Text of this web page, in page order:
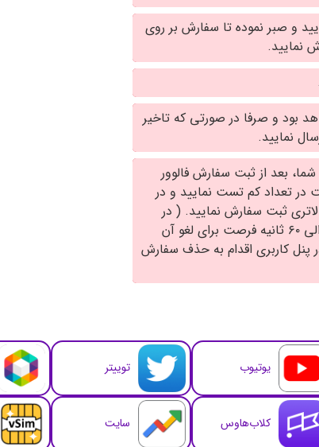
و صبر نموده تا سفارش بر روی
نمایید.
بود و صرفا در صورتی که تاخیر
بعد از ثبت سفارش فالوور
در تعداد کم تست نمایید و در
ثبت سفارش نمایید. ( در
صورتی که اشتباها سفارشی را ارسال کرده اید ۱۵ الی ۶۰ ثانیه فرصت برای لغو آن
کاربری اقدام به حذف سفارش
یوتیوب توییتر
کلاب‌هاوس سایت